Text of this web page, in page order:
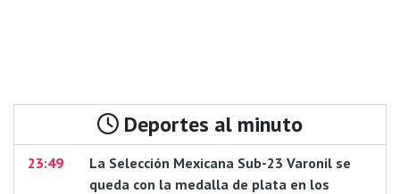
Deportes al minuto
23:49
La Selección Mexicana Sub-23 Varonil se
queda con la medalla de plata en los